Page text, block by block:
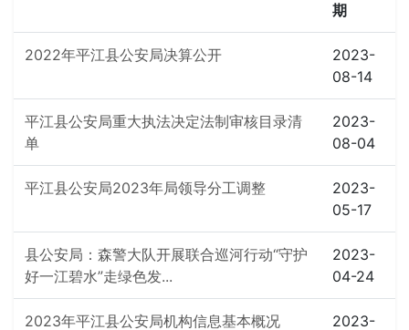
期
2022年平江县公安局决算公开
2023-
08-14
平江县公安局重大执法决定法制审核目录清
单
2023-
08-04
平江县公安局2023年局领导分工调整
2023-
05-17
县公安局：森警大队开展联合巡河行动“守护
好一江碧水”走绿色发...
2023-
04-24
2023年平江县公安局机构信息基本概况
2023-